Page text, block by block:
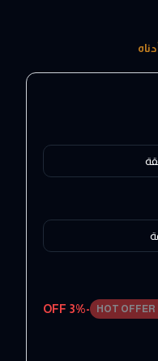
HOT OFFER
-
3% OFF